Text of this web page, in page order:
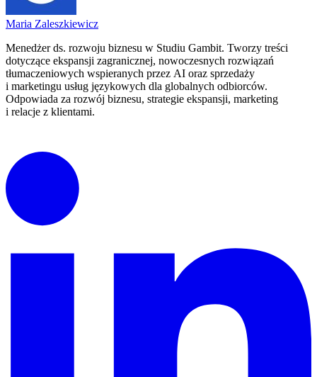
Maria Zaleszkiewicz
Menedżer ds. rozwoju biznesu w Studiu Gambit. Tworzy treści
dotyczące ekspansji zagranicznej, nowoczesnych rozwiązań
tłumaczeniowych wspieranych przez AI oraz sprzedaży
i marketingu usług językowych dla globalnych odbiorców.
Odpowiada za rozwój biznesu, strategie ekspansji, marketing
i relacje z klientami.